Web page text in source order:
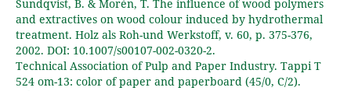
Sundqvist, B. & Morén, T. The influence of wood polymers
and extractives on wood colour induced by hydrothermal
treatment. Holz als Roh-und Werkstoff, v. 60, p. 375-376,
2002. DOI: 10.1007/s00107-002-0320-2.
Technical Association of Pulp and Paper Industry. Tappi T
524 om-13: color of paper and paperboard (45/0, C/2).